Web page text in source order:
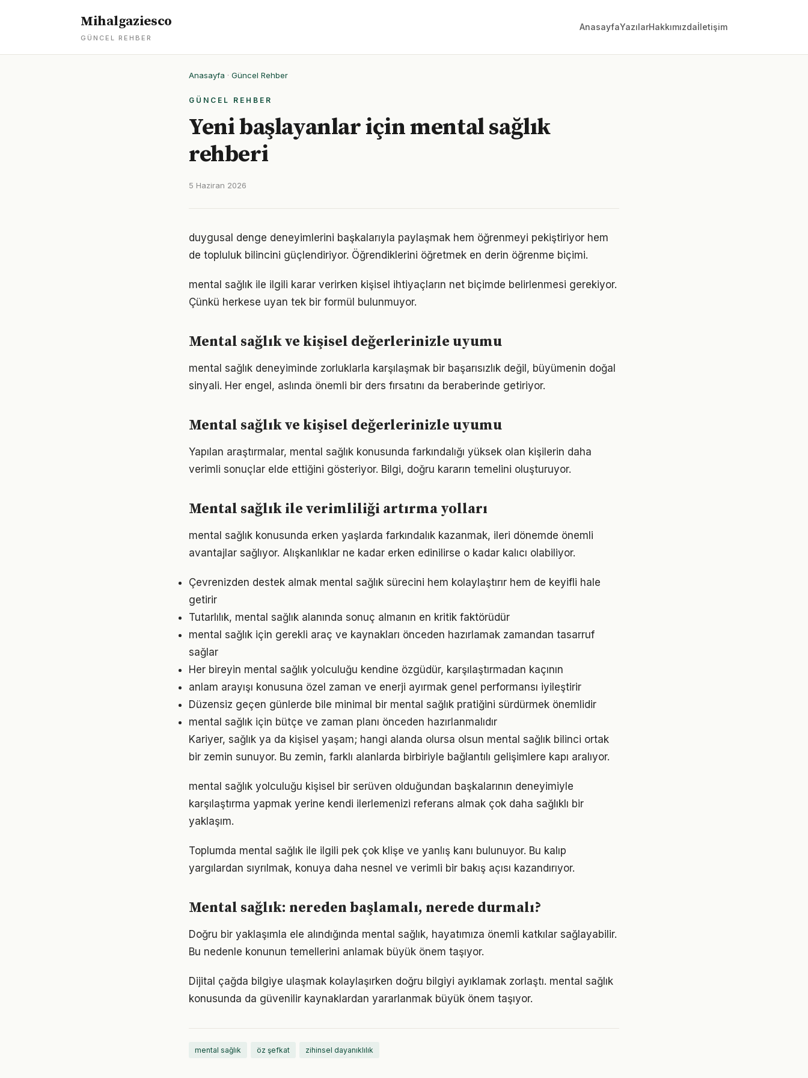
Mihalgaziesco
GÜNCEL REHBER
AnasayfaYazılarHakkımızdaİletişim
Anasayfa · Güncel Rehber
GÜNCEL REHBER
Yeni başlayanlar için mental sağlık
rehberi
5 Haziran 2026
duygusal denge deneyimlerini başkalarıyla paylaşmak hem öğrenmeyi pekiştiriyor hem
de topluluk bilincini güçlendiriyor. Öğrendiklerini öğretmek en derin öğrenme biçimi.
mental sağlık ile ilgili karar verirken kişisel ihtiyaçların net biçimde belirlenmesi gerekiyor.
Çünkü herkese uyan tek bir formül bulunmuyor.
Mental sağlık ve kişisel değerlerinizle uyumu
mental sağlık deneyiminde zorluklarla karşılaşmak bir başarısızlık değil, büyümenin doğal
sinyali. Her engel, aslında önemli bir ders fırsatını da beraberinde getiriyor.
Mental sağlık ve kişisel değerlerinizle uyumu
Yapılan araştırmalar, mental sağlık konusunda farkındalığı yüksek olan kişilerin daha
verimli sonuçlar elde ettiğini gösteriyor. Bilgi, doğru kararın temelini oluşturuyor.
Mental sağlık ile verimliliği artırma yolları
mental sağlık konusunda erken yaşlarda farkındalık kazanmak, ileri dönemde önemli
avantajlar sağlıyor. Alışkanlıklar ne kadar erken edinilirse o kadar kalıcı olabiliyor.
Çevrenizden destek almak mental sağlık sürecini hem kolaylaştırır hem de keyifli hale
getirir
Tutarlılık, mental sağlık alanında sonuç almanın en kritik faktörüdür
mental sağlık için gerekli araç ve kaynakları önceden hazırlamak zamandan tasarruf
sağlar
Her bireyin mental sağlık yolculuğu kendine özgüdür, karşılaştırmadan kaçının
anlam arayışı konusuna özel zaman ve enerji ayırmak genel performansı iyileştirir
Düzensiz geçen günlerde bile minimal bir mental sağlık pratiğini sürdürmek önemlidir
mental sağlık için bütçe ve zaman planı önceden hazırlanmalıdır
Kariyer, sağlık ya da kişisel yaşam; hangi alanda olursa olsun mental sağlık bilinci ortak
bir zemin sunuyor. Bu zemin, farklı alanlarda birbiriyle bağlantılı gelişimlere kapı aralıyor.
mental sağlık yolculuğu kişisel bir serüven olduğundan başkalarının deneyimiyle
karşılaştırma yapmak yerine kendi ilerlemenizi referans almak çok daha sağlıklı bir
yaklaşım.
Toplumda mental sağlık ile ilgili pek çok klişe ve yanlış kanı bulunuyor. Bu kalıp
yargılardan sıyrılmak, konuya daha nesnel ve verimli bir bakış açısı kazandırıyor.
Mental sağlık: nereden başlamalı, nerede durmalı?
Doğru bir yaklaşımla ele alındığında mental sağlık, hayatımıza önemli katkılar sağlayabilir.
Bu nedenle konunun temellerini anlamak büyük önem taşıyor.
Dijital çağda bilgiye ulaşmak kolaylaşırken doğru bilgiyi ayıklamak zorlaştı. mental sağlık
konusunda da güvenilir kaynaklardan yararlanmak büyük önem taşıyor.
mental sağlık öz şefkat zihinsel dayanıklılık